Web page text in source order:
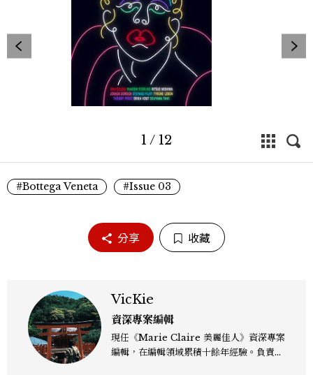
1 / 12
#Bottega Veneta #Issue 03
分享 收藏
VicKie
資深專案編輯
現任《Marie Claire 美麗佳人》資深專案
編輯，在編輯領域累積十餘年經驗。負責時